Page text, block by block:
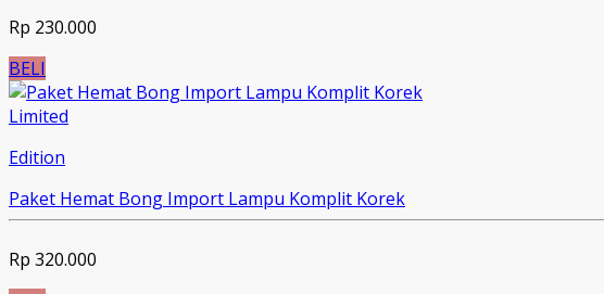
Rp 230.000
BELI
Limited
Edition
Paket Hemat Bong Import Lampu Komplit Korek
Rp 320.000